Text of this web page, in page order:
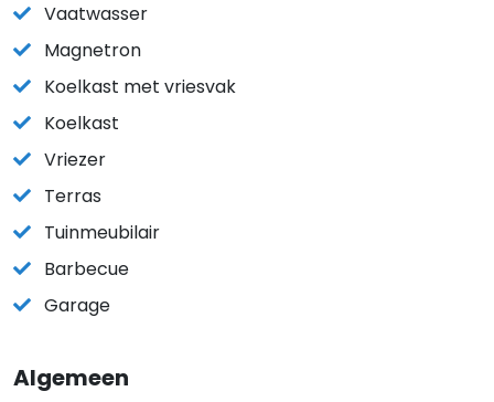
Vaatwasser
Magnetron
Koelkast met vriesvak
Koelkast
Vriezer
Terras
Tuinmeubilair
Barbecue
Garage
Algemeen